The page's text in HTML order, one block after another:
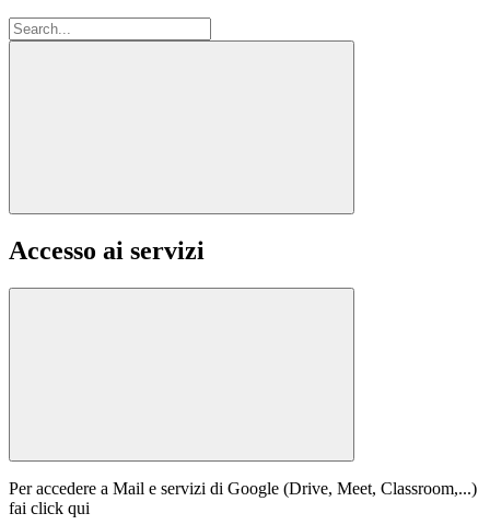
Accesso ai servizi
Per accedere a Mail e servizi di Google (Drive, Meet, Classroom,...)
fai click qui